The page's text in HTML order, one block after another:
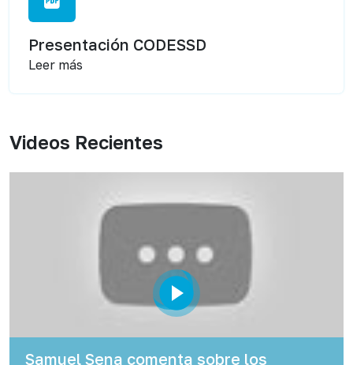
Presentación CODESSD
Leer más
Videos Recientes
Samuel Sena comenta sobre los